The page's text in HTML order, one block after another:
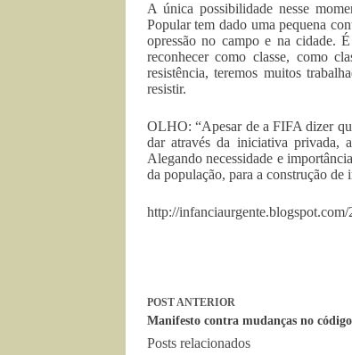
A única possibilidade nesse
Popular tem dado uma pequena
opressão no campo e na cidade.
reconhecer como classe, como
resistência, teremos muitos
resistir.
OLHO: “Apesar de a FIFA dizer
dar através da iniciativa privada,
Alegando necessidade e
da população, para a construção de
http://
POSTANTERIOR
Manifesto contra mudanças no
Posts relacionados